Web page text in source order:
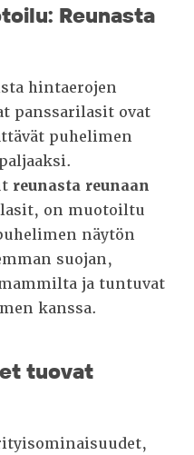
Reunasta
hintaerojen
panssarilasit ovat
puhelimen
reunasta reunaan
on muotoiltu
näytön
suojan,
ja tuntuvat
kanssa.
tuovat